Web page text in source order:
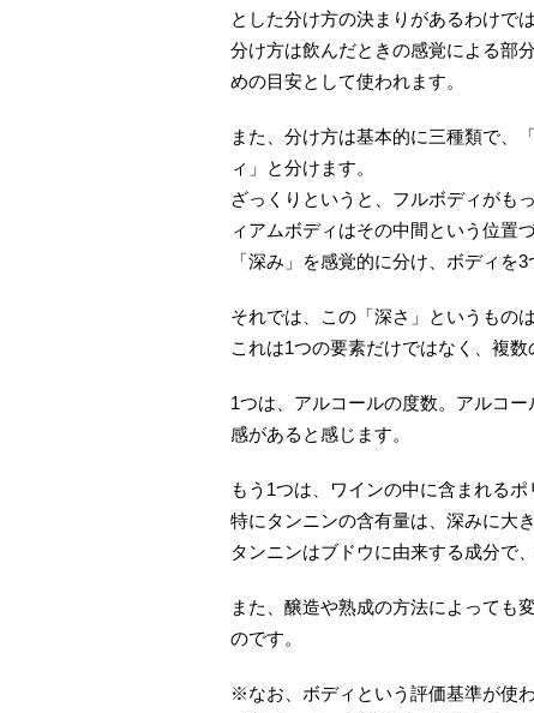
とした分け方の決まりがあるわけで
分け方は飲んだときの感覚による部
めの目安として使われます。
また、分け方は基本的に三種類で、
ィ」と分けます。
ざっくりというと、フルボディがも
ィアムボディはその中間という位置づ
「深み」を感覚的に分け、ボディを
それでは、この「深さ」というもの
これは1つの要素だけではなく、複数
1つは、アルコールの度数。アルコ
感があると感じます。
もう1つは、ワインの中に含まれるポ
特にタンニンの含有量は、深みに大
タンニンはブドウに由来する成分で
また、醸造や熟成の方法によっても
のです。
※なお、ボディという評価基準が使